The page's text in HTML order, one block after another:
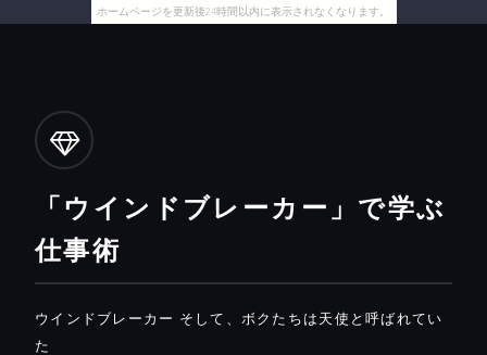
ホームページを更新後24時間以内に表示されなくなります。
「ウインドブレーカー」で学ぶ
仕事術
ウインドブレーカー そして、ボクたちは天使と呼ばれてい
た